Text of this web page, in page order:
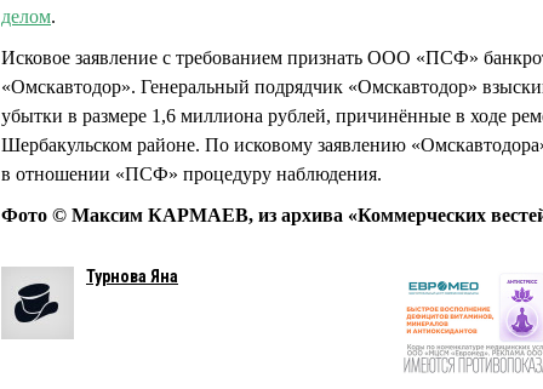
делом.
Исковое заявление с требованием признать ООО «ПСФ»
«Омскавтодор». Генеральный подрядчик «Омскавтодор»
убытки в размере 1,6 миллиона рублей, причинённые в ходе
Шербакульском районе. По исковому заявлению
в отношении «ПСФ» процедуру наблюдения.
Фото © Максим КАРМАЕВ, из архива «Коммерческих
Турнова Яна